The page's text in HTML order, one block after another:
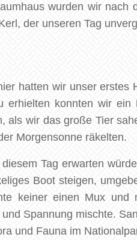
wurden wir nach
der unseren Tag
hatten wir unser erstes
konnten wir ein
als wir das große Tier
Morgensonne räkelten.
Tag erwarten
Boot steigen,
keiner einen Mux und
Spannung mischte.
und Fauna im